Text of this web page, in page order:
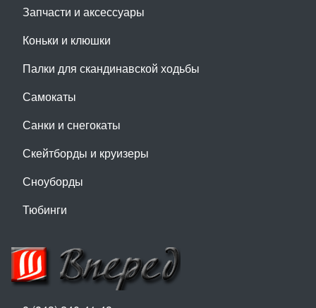
Запчасти и аксессуары
Коньки и клюшки
Палки для скандинавской ходьбы
Самокаты
Санки и снегокаты
Скейтборды и круизеры
Сноуборды
Тюбинги